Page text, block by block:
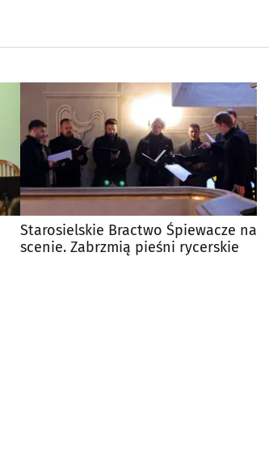
Starosielskie Bractwo Śpiewacze na
scenie. Zabrzmią pieśni rycerskie